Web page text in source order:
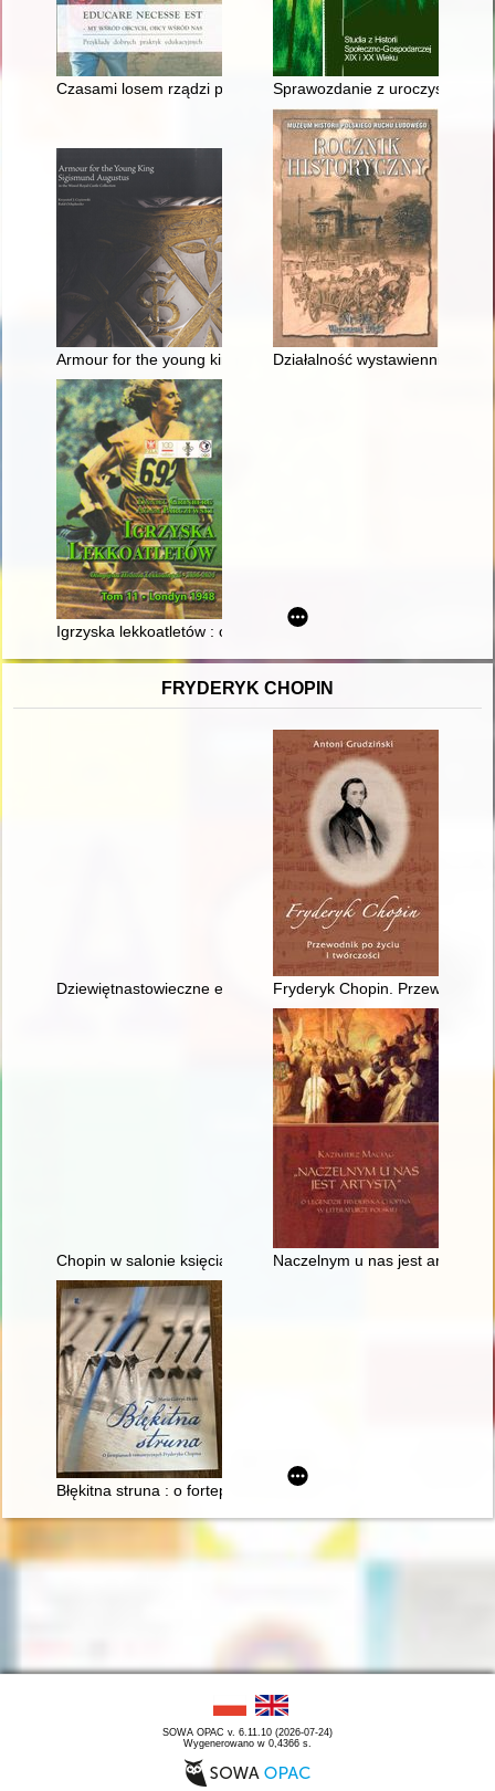
Czasami losem rządzi przypadek - Polacy w Szwajcarii w
Sprawozdanie z uroczystości
Armour for the young king Sigismund Augustus in the Wawel
Działalność wystawiennicza
Igrzyska lekkoatletów : olimpijska historia lekkoatletyki 1896-
FRYDERYK CHOPIN
Dziewiętnastowieczne edycje dzieł Fryderyka Chopina jako
Fryderyk Chopin. Przewodnik
Chopin w salonie księcia Antoniego Radziwiłła". Nowe
Naczelnym u nas jest artystą".
Błękitna struna : o fortepianach romantycznych Fryderyka
SOWA OPAC v. 6.11.10 (2026-07-24)
Wygenerowano w 0,4366 s.